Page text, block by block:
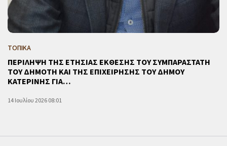
ΤΟΠΙΚΑ
ΠΕΡΙΛΗΨΗ ΤΗΣ ΕΤΗΣΙΑΣ ΕΚΘΕΣΗΣ ΤΟΥ ΣΥΜΠΑΡΑΣΤΑΤΗ
ΤΟΥ ΔΗΜΟΤΗ ΚΑΙ ΤΗΣ ΕΠΙΧΕΙΡΗΣΗΣ ΤΟΥ ΔΗΜΟΥ
ΚΑΤΕΡΙΝΗΣ ΓΙΑ…
14 Ιουλίου 2026 08:01